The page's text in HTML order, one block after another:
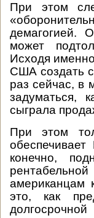
При этом
демагогией.
может
Исходя
США создать
раз сейчас, в
задуматься,
сыграла
При этом
конечно,
американцам
это, как